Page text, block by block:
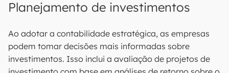
Planejamento de investimentos
Ao adotar a contabilidade estratégica, as empresas
podem tomar decisões mais informadas sobre
investimentos. Isso inclui a avaliação de projetos de